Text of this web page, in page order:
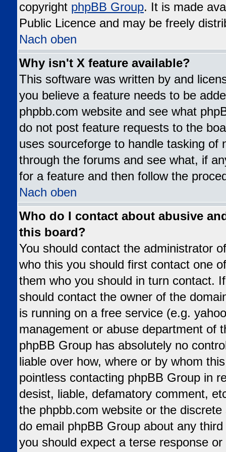
copyright phpBB Group. It is made
Public Licence and may be freely
Nach oben
Why isn't X feature available?
This software was written by and
you believe a feature needs to be
phpbb.com website and see what
do not post feature requests to the
uses sourceforge to handle tasking of
through the forums and see what, if
for a feature and then follow the
Nach oben
Who do I contact about abusive
this board?
You should contact the administrator
who this you should first contact one
them who you should in turn contact.
should contact the owner of the
is running on a free service (e.g.
management or abuse department of
phpBB Group has absolutely no
liable over how, where or by whom
pointless contacting phpBB Group in
desist, liable, defamatory comment,
the phpbb.com website or the
do email phpBB Group about any
you should expect a terse response